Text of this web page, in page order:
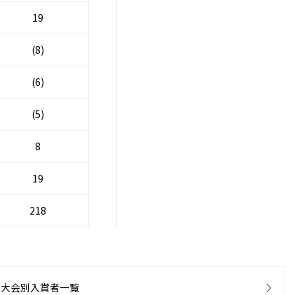
19
(8)
(6)
(5)
8
19
218
大会別入賞者一覧